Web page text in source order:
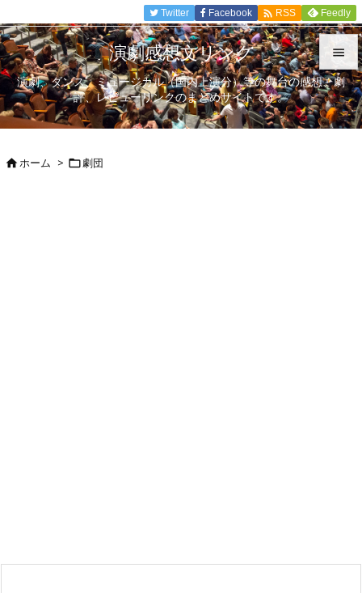


メニュ

Twitter Facebook  RSS Feedly
演劇感想文リンク
演劇、ダンス、ミュージカル（国内上演分）等の舞台の感想、劇
評、レビューリンクのまとめサイトです。
ホーム > 劇団